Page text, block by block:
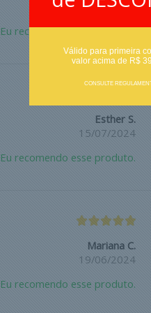
Válido para primeira
valor acima de R$
CONSULTE
23/07/2024
Eu recomendo esse produto.
Esther S.
15/07/2024
Eu recomendo esse produto.
Mariana C.
19/06/2024
Eu recomendo esse produto.